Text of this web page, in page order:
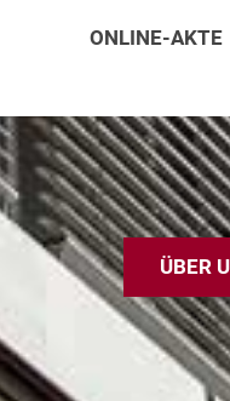
ONLINE-AKTE
ÜBER